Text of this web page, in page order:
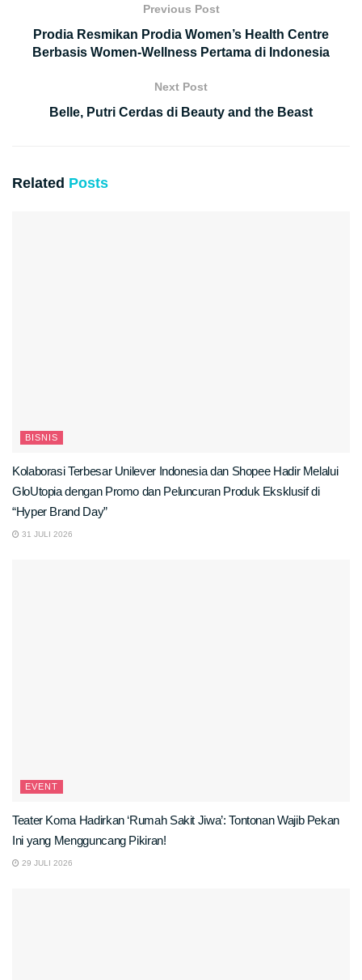
Previous Post
Prodia Resmikan Prodia Women’s Health Centre
Berbasis Women-Wellness Pertama di Indonesia
Next Post
Belle, Putri Cerdas di Beauty and the Beast
Related Posts
BISNIS
Kolaborasi Terbesar Unilever Indonesia dan Shopee Hadir Melalui
GloUtopia dengan Promo dan Peluncuran Produk Eksklusif di
“Hyper Brand Day”
31 JULI 2026
EVENT
Teater Koma Hadirkan ‘Rumah Sakit Jiwa’: Tontonan Wajib Pekan
Ini yang Mengguncang Pikiran!
29 JULI 2026